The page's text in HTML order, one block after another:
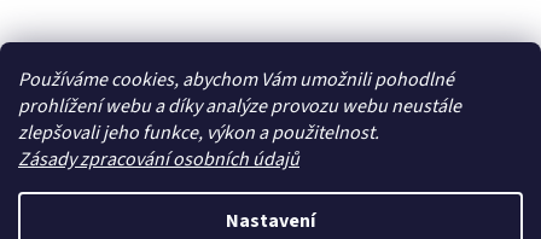
Používáme cookies, abychom Vám umožnili pohodlné
prohlížení webu a díky analýze provozu webu neustále
zlepšovali jeho funkce, výkon a použitelnost.
Zásady zpracování osobních údajů
Nastavení
Zboží.cz Heureka.cz
Vytvořil Shoptet